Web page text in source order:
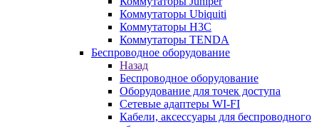
Коммутаторы Ubiquiti
Коммутаторы H3C
Коммутаторы TENDA
Беспроводное оборудование
Назад
Беспроводное оборудование
Оборудование для точек доступа
Сетевые адаптеры WI-FI
Кабели, аксессуары для беспроводного